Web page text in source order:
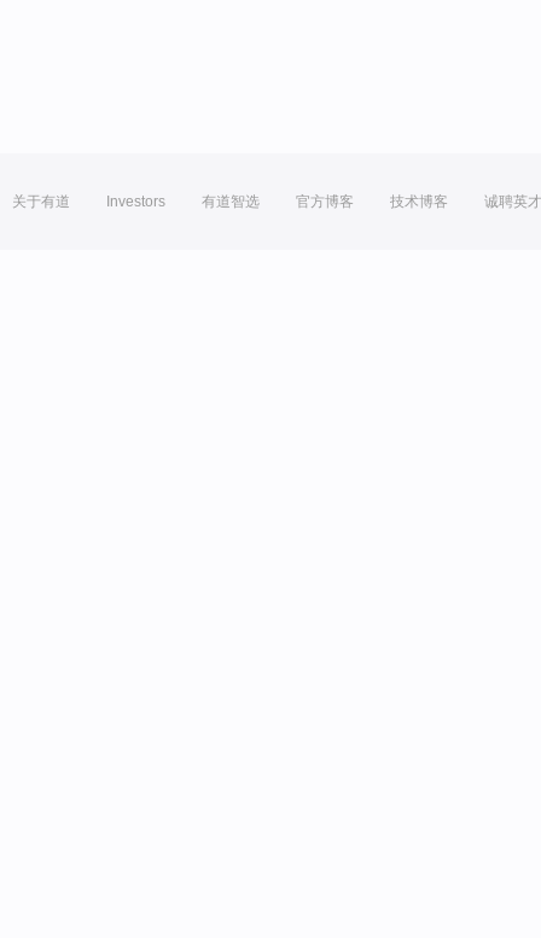
关于有道 Investors 有道智选 官方博客 技术博客 诚聘英才